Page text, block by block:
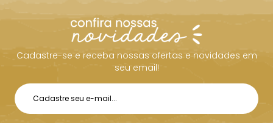
Cadastre-se e receba nossas ofertas e novidades em
seu email!